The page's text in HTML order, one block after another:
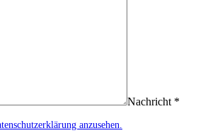
Nachricht *
anzusehen.